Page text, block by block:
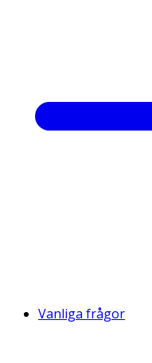
Vanliga frågor